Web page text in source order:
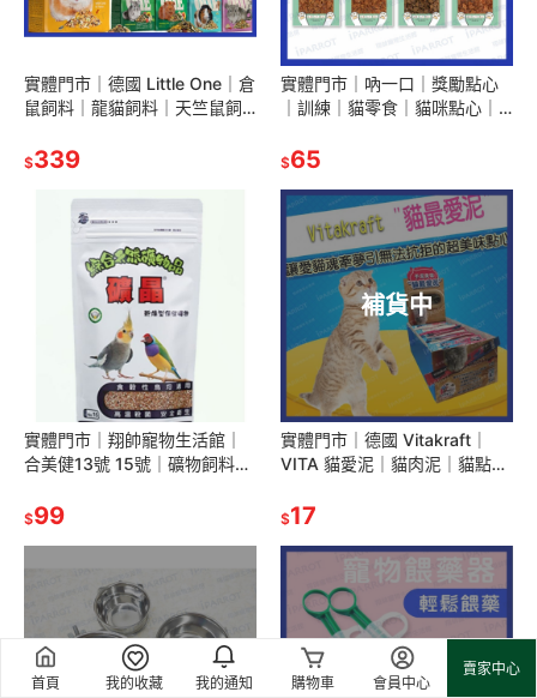
首頁 我的收藏 我的通知 購物車 會員中心
賣家中心
實體門市｜德國 Little One｜倉
鼠飼料｜龍貓飼料｜天竺鼠飼
動物飼料｜翔帥寵物生活館
$339
實體門市｜吶一口｜獎勵點心
｜訓練｜貓零食｜貓咪點心｜
｜Cat｜翔帥寵物生活館
$65
實體門市｜翔帥寵物生活館｜
合美健13號 15號｜礦物飼料｜
$99
補貨中
實體門市｜德國 Vitakraft｜
VITA 貓愛泥｜貓肉泥｜貓點心
咪肉泥｜翔帥寵物生活館
$17
補貨中 補貨中